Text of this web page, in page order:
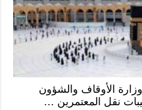
الأوقاف والشؤون
نقل المعتمرين …